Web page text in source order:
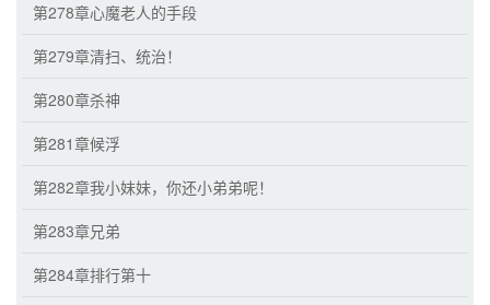
第278章心魔老人的手段
第279章清扫、统治！
第280章杀神
第281章候浮
第282章我小妹妹，你还小弟弟呢！
第283章兄弟
第284章排行第十